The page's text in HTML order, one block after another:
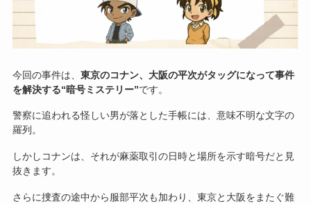
今回の事件は、 東京のコナン、大阪の平次がタッグになって事件
を解決する“暗号ミステリー”です。
警察に追われる怪しい男が落とした手帳には、意味不明な文字の
羅列。
しかしコナンは、それが麻薬取引の日時と場所を示す暗号だと見
抜きます。
さらに捜査の途中から服部平次も加わり、東京と大阪をまたぐ難